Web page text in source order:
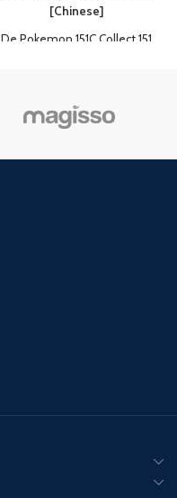
[Chinese]
De Pokemon 151C Collect 151
15 booster packs
5 kaarten per pack